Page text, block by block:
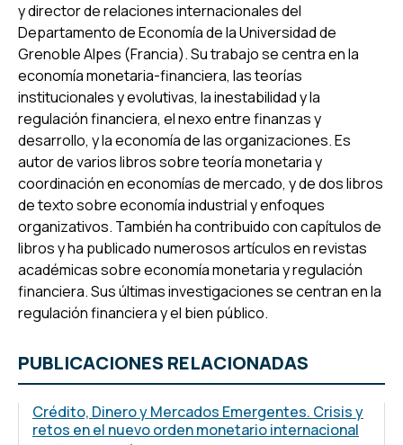
y director de relaciones internacionales del
Departamento de Economía de la Universidad de
Grenoble Alpes (Francia). Su trabajo se centra en la
economía monetaria-financiera, las teorías
institucionales y evolutivas, la inestabilidad y la
regulación financiera, el nexo entre finanzas y
desarrollo, y la economía de las organizaciones. Es
autor de varios libros sobre teoría monetaria y
coordinación en economías de mercado, y de dos libros
de texto sobre economía industrial y enfoques
organizativos. También ha contribuido con capítulos de
libros y ha publicado numerosos artículos en revistas
académicas sobre economía monetaria y regulación
financiera. Sus últimas investigaciones se centran en la
regulación financiera y el bien público.
PUBLICACIONES RELACIONADAS
Crédito, Dinero y Mercados Emergentes. Crisis y
retos en el nuevo orden monetario internacional